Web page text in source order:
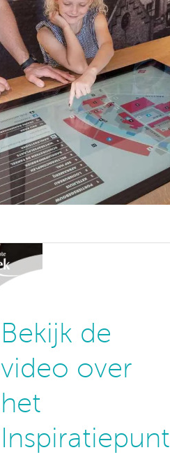
Bekijk de
video over
het
Inspiratiepunt